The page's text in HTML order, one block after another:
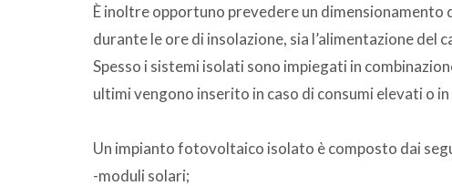
È inoltre opportuno prevedere un
durante le ore di insolazione, sia l’alimentazione del
Spesso i sistemi isolati sono impiegati in
ultimi vengono inserito in caso di consumi elevati o in
Un impianto fotovoltaico isolato è composto dai
-moduli solari;